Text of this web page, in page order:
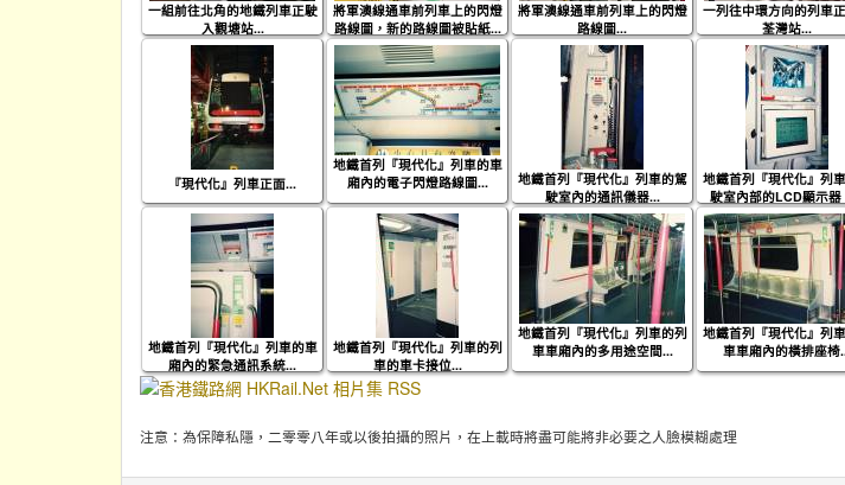
一組前往北角的地鐵列車正駛
入觀塘站...
將軍澳線通車前列車上的閃燈
路線圖，新的路線圖被貼紙...
將軍澳線通車前列車上的閃燈
路線圖...
一列往中環方向的列車
荃灣站...
『現代化』列車正面...
地鐵首列『現代化』列車的車
廂內的電子閃燈路線圖...
地鐵首列『現代化』列車的駕
駛室內的通訊儀器...
地鐵首列『現代化』列
駛室內部的LCD顯示器
地鐵首列『現代化』列車的車
廂內的緊急通訊系統...
地鐵首列『現代化』列車的列
車的車卡接位...
地鐵首列『現代化』列車的列
車車廂內的多用途空間...
地鐵首列『現代化』列
車車廂內的橫排座椅
注意：為保障私隱，二零零八年或以後拍攝的照片，在上載時將盡可能將非必要之人臉模糊處理